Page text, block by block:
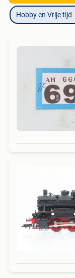
Hobby en Vrije tijd